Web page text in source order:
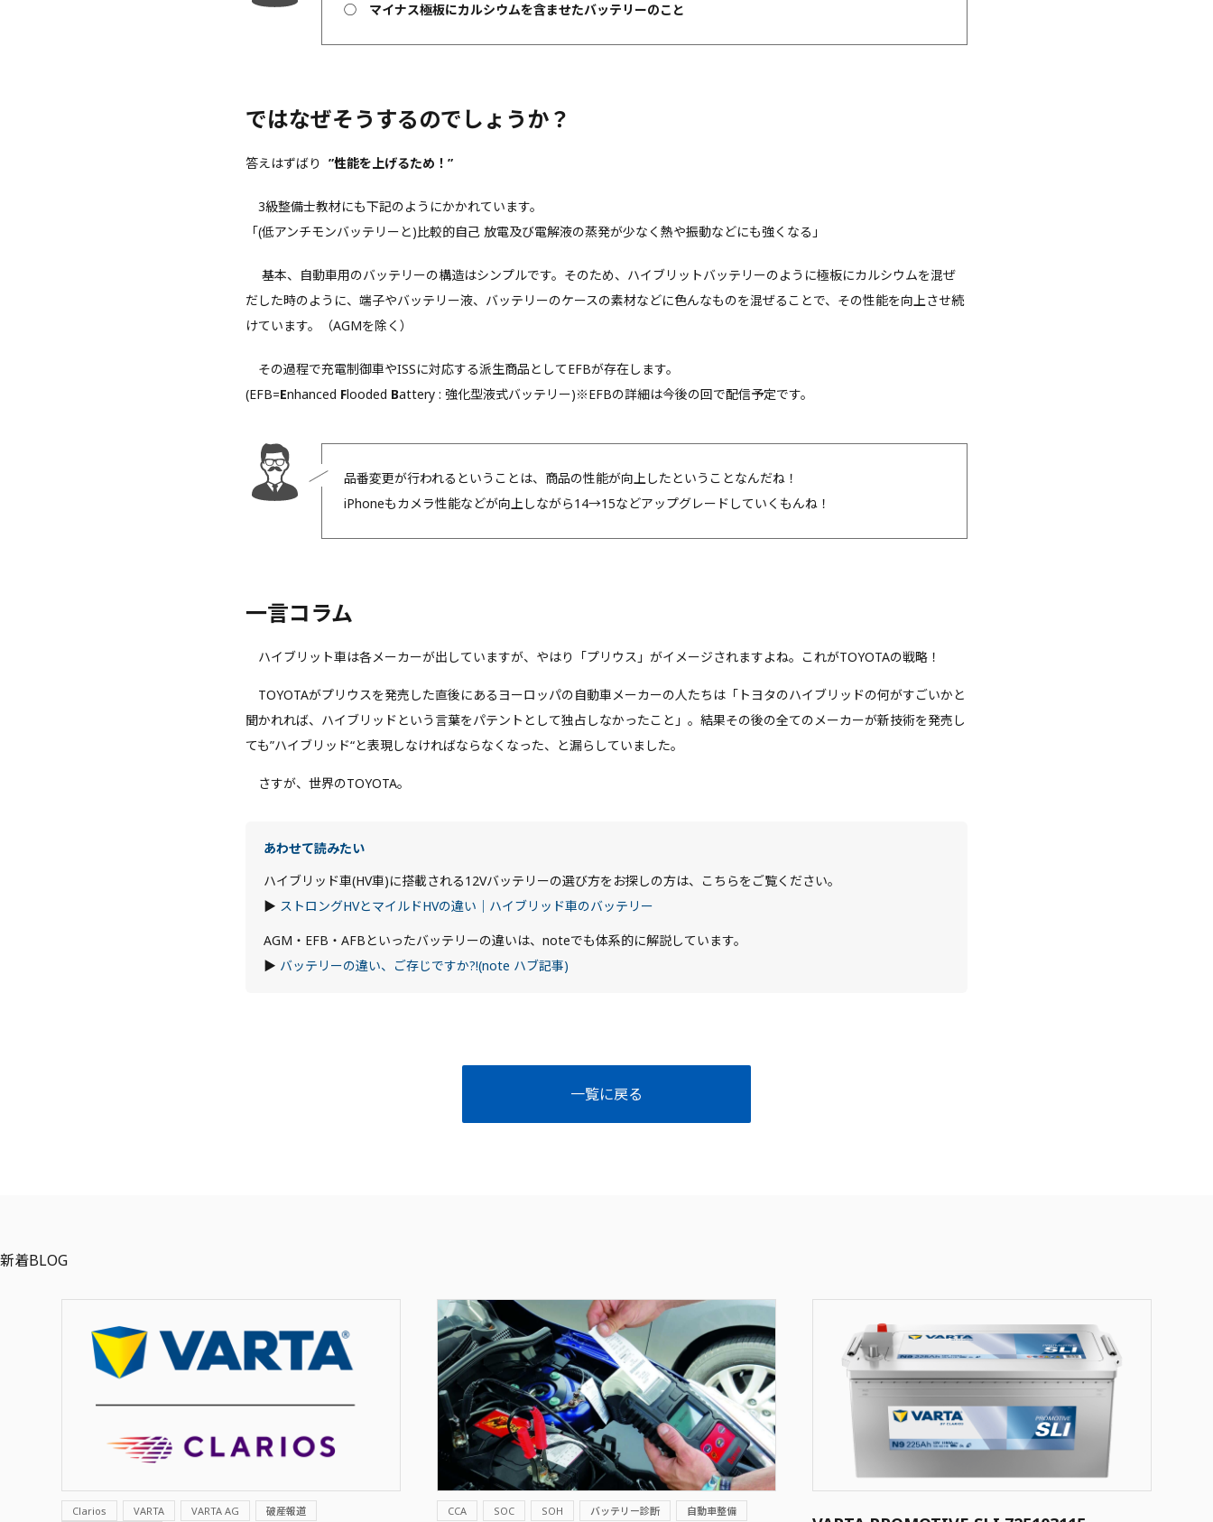
◯ マイナス極板にカルシウムを含ませたバッテリーのこと
ではなぜそうするのでしょうか？
答えはずばり ”性能を上げるため！”
3級整備士教材にも下記のようにかかれています。
「(低アンチモンバッテリーと)比較的自己 放電及び電解液の蒸発が少なく熱や振動などにも強くなる」
基本、自動車用のバッテリーの構造はシンプルです。そのため、ハイブリットバッテリーのように極板にカルシウムを混ぜ
だした時のように、端子やバッテリー液、バッテリーのケースの素材などに色んなものを混ぜることで、その性能を向上させ続
けています。（AGMを除く）
その過程で充電制御車やISSに対応する派生商品としてEFBが存在します。
(EFB=Enhanced Flooded Battery : 強化型液式バッテリー)※EFBの詳細は今後の回で配信予定です。
品番変更が行われるということは、商品の性能が向上したということなんだね！
iPhoneもカメラ性能などが向上しながら14→15などアップグレードしていくもんね！
一言コラム
ハイブリット車は各メーカーが出していますが、やはり「プリウス」がイメージされますよね。これがTOYOTAの戦略！
TOYOTAがプリウスを発売した直後にあるヨーロッパの自動車メーカーの人たちは「トヨタのハイブリッドの何がすごいかと
聞かれれば、ハイブリッドという言葉をパテントとして独占しなかったこと」。結果その後の全てのメーカーが新技術を発売し
ても”ハイブリッド“と表現しなければならなくなった、と漏らしていました。
さすが、世界のTOYOTA。
あわせて読みたい
ハイブリッド車(HV車)に搭載される12Vバッテリーの選び方をお探しの方は、こちらをご覧ください。
▶ ストロングHVとマイルドHVの違い｜ハイブリッド車のバッテリー
AGM・EFB・AFBといったバッテリーの違いは、noteでも体系的に解説しています。
▶ バッテリーの違い、ご存じですか?!(note ハブ記事)
一覧に戻る
新着BLOG
Clarios VARTA VARTA AG 破産報道 CCA SOC SOH バッテリー診断 自動車整備